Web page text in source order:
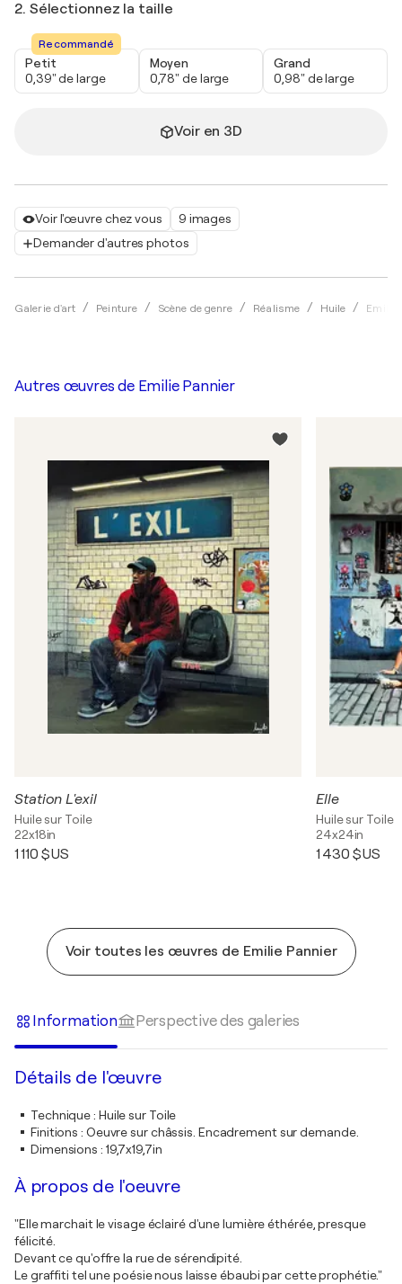
Voir l'œuvre chez vous
9 images
Demander d'autres photos
Galerie d'art Peinture Scène de genre Réalisme Huile Emilie
2. Sélectionnez la taille
Recommandé
Petit
0,39" de large
Moyen
0,78" de large
Grand
0,98" de large
Voir en 3D
Autres œuvres de Emilie Pannier
Station L'exil
Huile sur Toile
22x18in
1 110 $US
Elle
Huile sur Toile
24x24in
1 430 $US
Voir toutes les œuvres de Emilie Pannier
Information Perspective des galeries
Détails de l'œuvre
Technique: Huile sur Toile
Finitions : Oeuvre sur châssis. Encadrement sur demande.
Dimensions : 19,7x19,7in
À propos de l'oeuvre
"Elle marchait le visage éclairé d'une lumière éthérée, presque
félicité.
Devant ce qu'offre la rue de sérendipité.
Le graffiti tel une poésie nous laisse ébaubi par cette prophétie."